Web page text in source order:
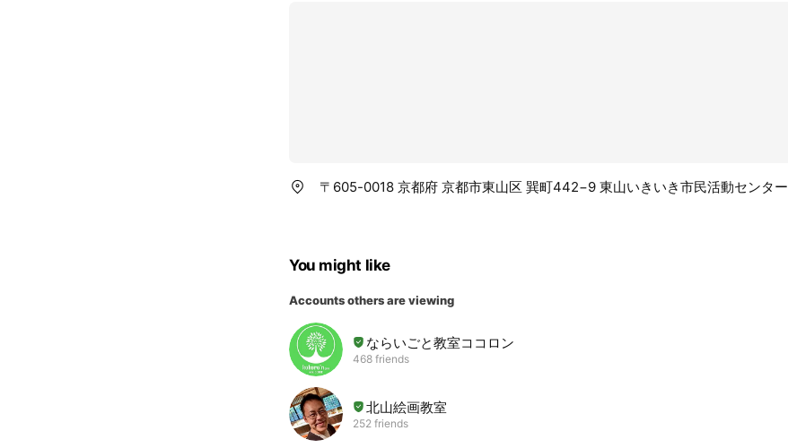
〒605-0018 京都府 京都市東山区 巽町442−9 東山いきいき市民活動センター
You might like
Accounts others are viewing
ならいごと教室ココロン
468 friends
北山絵画教室
252 friends